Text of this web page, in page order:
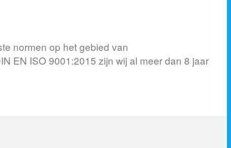
normen op het gebied van
EN ISO 9001:2015 zijn wij al meer dan 8 jaar